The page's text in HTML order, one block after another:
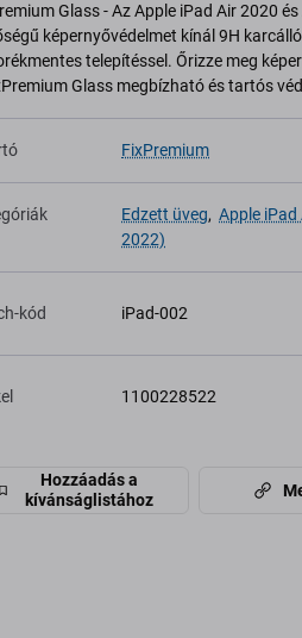
Glass - Az Apple iPad Air 2020
képernyővédelmet kínál 9H
telepítéssel. Őrizze meg
Glass megbízható és tartós
FixPremium
Edzett üveg, Apple iPad
2022)
kód iPad-002
1100228522
Hozzáadás a
kívánságlistához